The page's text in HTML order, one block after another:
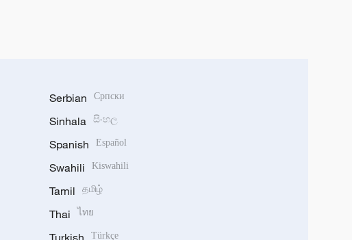
Serbian Српски
Sinhala සිංහල
Spanish Español
Swahili Kiswahili
Tamil தமிழ்
Thai ไทย
Türkçe